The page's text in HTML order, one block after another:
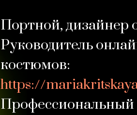
Портной, дизайнер
Руководитель
костюмов:
https://
Профессиональный